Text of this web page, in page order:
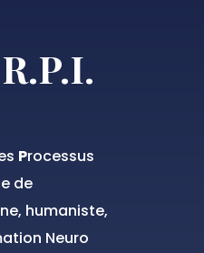
Processus
de
humaniste,
Neuro